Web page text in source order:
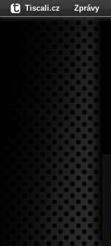
Tiscali.cz Zprávy
Fights.cz